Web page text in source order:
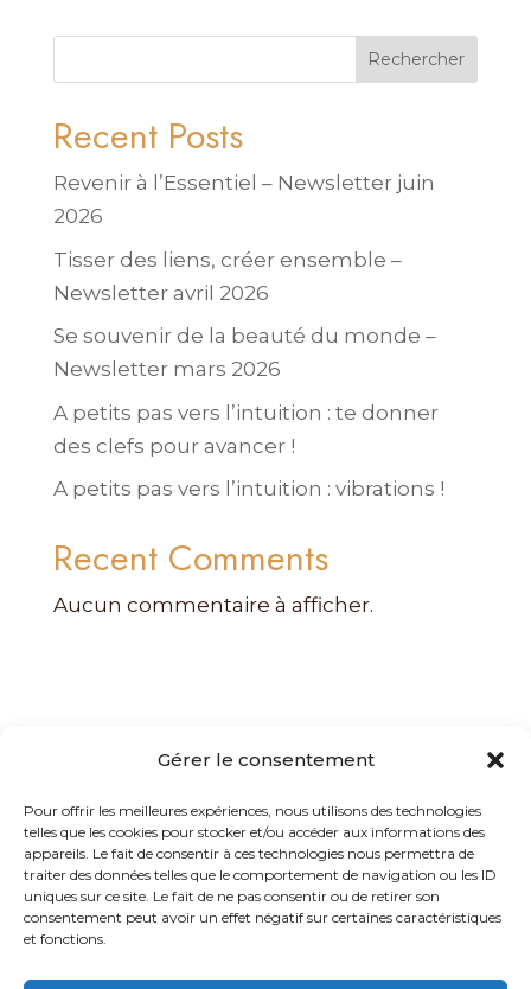
Gérer le consentement
Pour offrir les meilleures expériences, nous utilisons des technologies
telles que les cookies pour stocker et/ou accéder aux informations des
appareils. Le fait de consentir à ces technologies nous permettra de
traiter des données telles que le comportement de navigation ou les ID
uniques sur ce site. Le fait de ne pas consentir ou de retirer son
consentement peut avoir un effet négatif sur certaines caractéristiques
et fonctions.
Rechercher
Recent Posts
Revenir à l’Essentiel – Newsletter juin
2026
Tisser des liens, créer ensemble –
Newsletter avril 2026
Se souvenir de la beauté du monde –
Newsletter mars 2026
A petits pas vers l’intuition : te donner
des clefs pour avancer !
A petits pas vers l’intuition : vibrations !
Recent Comments
Aucun commentaire à afficher.
mediationvalerieferrand@gmail.com
06 27 60 28 30